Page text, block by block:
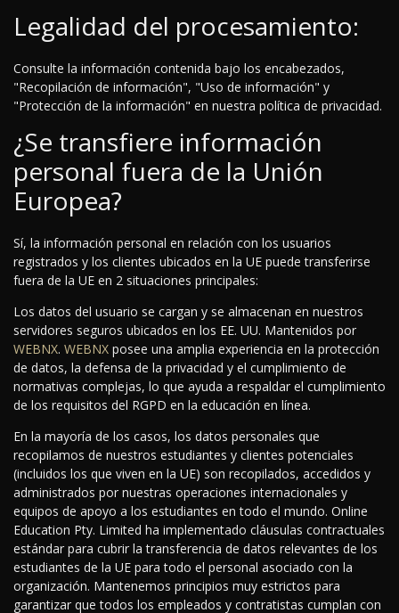
Legalidad del procesamiento:
Consulte la información contenida bajo los encabezados,
"Recopilación de información", "Uso de información" y
"Protección de la información" en nuestra política de privacidad.
¿Se transfiere información
personal fuera de la Unión
Europea?
Sí, la información personal en relación con los usuarios
registrados y los clientes ubicados en la UE puede transferirse
fuera de la UE en 2 situaciones principales:
Los datos del usuario se cargan y se almacenan en nuestros
servidores seguros ubicados en los EE. UU. Mantenidos por
WEBNX. WEBNX posee una amplia experiencia en la protección
de datos, la defensa de la privacidad y el cumplimiento de
normativas complejas, lo que ayuda a respaldar el cumplimiento
de los requisitos del RGPD en la educación en línea.
En la mayoría de los casos, los datos personales que
recopilamos de nuestros estudiantes y clientes potenciales
(incluidos los que viven en la UE) son recopilados, accedidos y
administrados por nuestras operaciones internacionales y
equipos de apoyo a los estudiantes en todo el mundo. Online
Education Pty. Limited ha implementado cláusulas contractuales
estándar para cubrir la transferencia de datos relevantes de los
estudiantes de la UE para todo el personal asociado con la
organización. Mantenemos principios muy estrictos para
garantizar que todos los empleados y contratistas cumplan con